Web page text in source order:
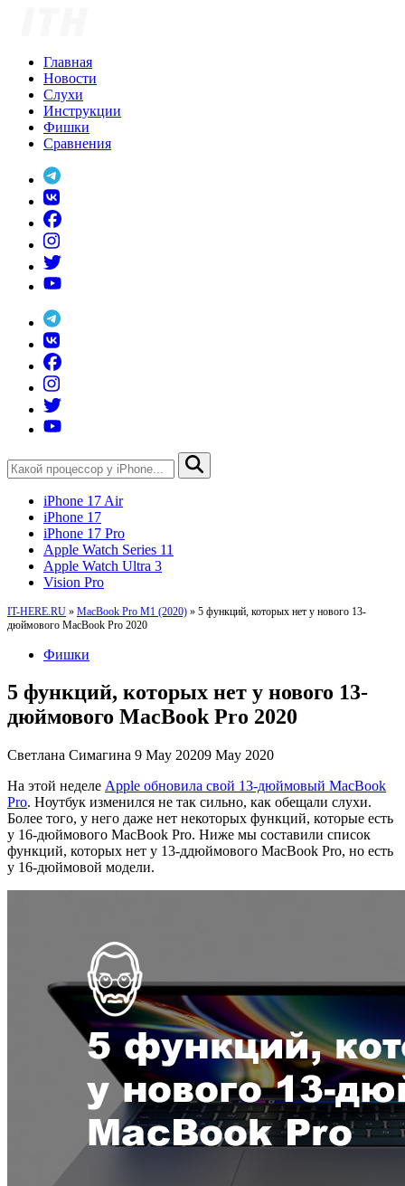
Главная
Новости
Слухи
Инструкции
Фишки
Сравнения
iPhone 17 Air
iPhone 17
iPhone 17 Pro
Apple Watch Series 11
Apple Watch Ultra 3
Vision Pro
IT-HERE.RU » MacBook Pro M1 (2020) » 5 функций, которых нет у нового 13-
дюймового MacBook Pro 2020
Фишки
5 функций, которых нет у нового 13-
дюймового MacBook Pro 2020
Светлана Симагина 9 May 20209 May 2020
На этой неделе Apple обновила свой 13-дюймовый MacBook
Pro. Ноутбук изменился не так сильно, как обещали слухи.
Более того, у него даже нет некоторых функций, которые есть
у 16-дюймового MacBook Pro. Ниже мы составили список
функций, которых нет у 13-ддюймового MacBook Pro, но есть
у 16-дюймовой модели.